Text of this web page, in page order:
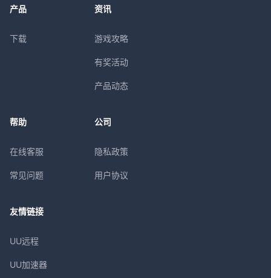
产品
下载
资讯
游戏攻略
有奖活动
产品动态
帮助
在线客服
常见问题
公司
隐私政策
用户协议
友情链接
UU远程
UU加速器